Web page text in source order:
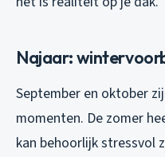
Najaar:
September en oktober
momenten. De zomer
kan behoorlijk stressvol